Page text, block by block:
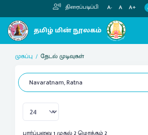
திரைப்படிப்பி A- A A+
முகப்பு தேடல் முடிவுகள்
பார்ப்பவை 1 முதல் 2 மொத்தம் 2